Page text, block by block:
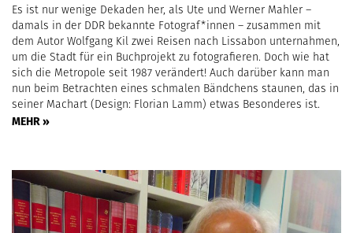
Es ist nur wenige Dekaden her, als Ute und Werner Mahler –
damals in der DDR bekannte Fotograf*innen – zusammen mit
dem Autor Wolfgang Kil zwei Reisen nach Lissabon unternahmen,
um die Stadt für ein Buchprojekt zu fotografieren. Doch wie hat
sich die Metropole seit 1987 verändert! Auch darüber kann man
nun beim Betrachten eines schmalen Bändchens staunen, das in
seiner Machart (Design: Florian Lamm) etwas Besonderes ist.
MEHR »